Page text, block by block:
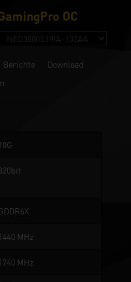
OC
Berichte
Download
10G
1440 MHz
1740 MHz